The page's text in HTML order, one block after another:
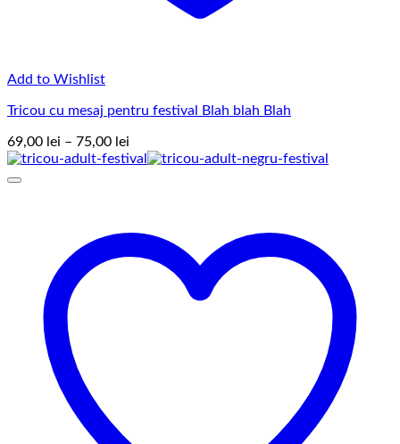
Add to Wishlist
Tricou cu mesaj pentru festival Blah blah Blah
69,00 lei – 75,00 lei
de
75,00 lei